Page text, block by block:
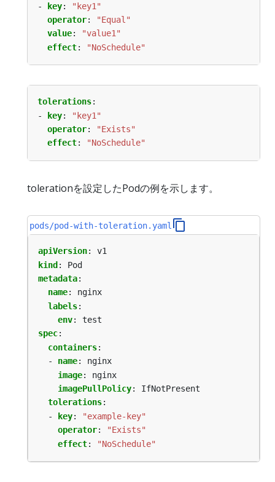
-
key:
"key1"
operator:
"Equal"
value:
"value1"
effect: "NoSchedule"
tolerations:
- key:
"key1"
operator:
"Exists"
effect: "NoSchedule"
tolerationを設定したPodの例を示します。
pods/pod-with-toleration.yaml
apiVersion:
v1
kind:
Pod
metadata:
name:
nginx
labels:
env:
test
spec:
containers:
- name:
nginx
image:
nginx
imagePullPolicy:
IfNotPresent
tolerations:
-
key:
"example-key"
operator:
"Exists"
effect: "NoSchedule"